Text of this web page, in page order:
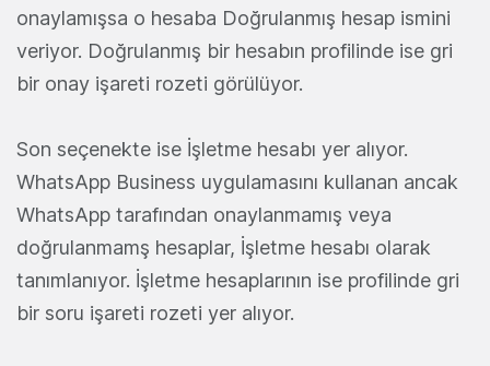
onaylamışsa o hesaba Doğrulanmış hesap ismini
veriyor. Doğrulanmış bir hesabın profilinde ise gri
bir onay işareti rozeti görülüyor.
Son seçenekte ise İşletme hesabı yer alıyor.
WhatsApp Business uygulamasını kullanan ancak
WhatsApp tarafından onaylanmamış veya
doğrulanmamş hesaplar, İşletme hesabı olarak
tanımlanıyor. İşletme hesaplarının ise profilinde gri
bir soru işareti rozeti yer alıyor.